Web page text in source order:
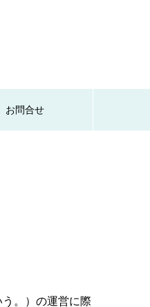
お問合せ
。）の運営に際